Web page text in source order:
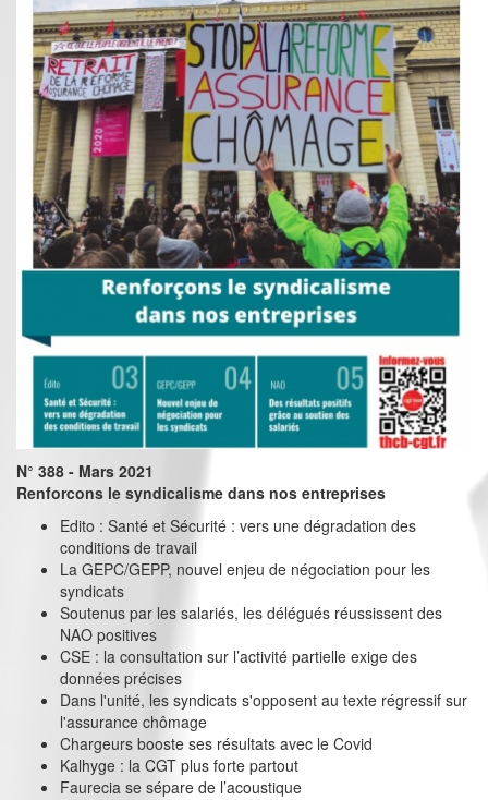
N° 388 - Mars 2021
Renforcons le syndicalisme dans nos entreprises
Edito : Santé et Sécurité : vers une dégradation des
conditions de travail
La GEPC/GEPP, nouvel enjeu de négociation pour les
syndicats
Soutenus par les salariés, les délégués réussissent des
NAO positives
CSE : la consultation sur l’activité partielle exige des
données précises
Dans l'unité, les syndicats s'opposent au texte régressif sur
l'assurance chômage
Chargeurs booste ses résultats avec le Covid
Kalhyge : la CGT plus forte partout
Faurecia se sépare de l’acoustique